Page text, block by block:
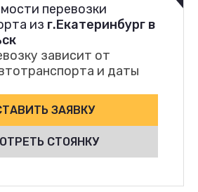
перевозки
из г.Екатеринбург в
зависит от
и даты
ЗАЯВКУ
СТОЯНКУ